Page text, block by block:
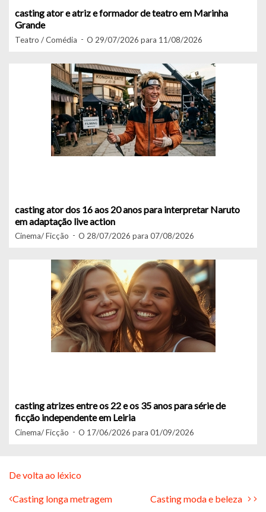
casting ator e atriz e formador de teatro em Marinha
Grande
Teatro / Comédia O 29/07/2026 para 11/08/2026
casting ator dos 16 aos 20 anos para interpretar Naruto
em adaptação live action
Cinema/ Ficção O 28/07/2026 para 07/08/2026
casting atrizes entre os 22 e os 35 anos para série de
ficção independente em Leiria
Cinema/ Ficção O 17/06/2026 para 01/09/2026
De volta ao léxico
Casting longa metragem Casting moda e beleza